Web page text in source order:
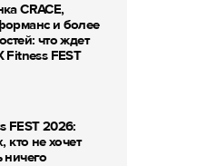
CRACE,
и более
что ждет
Fitness FEST
FEST 2026:
кто не хочет
ничего